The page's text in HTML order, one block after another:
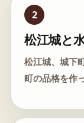
2
松江城と
松江城、城下
町の品格を作